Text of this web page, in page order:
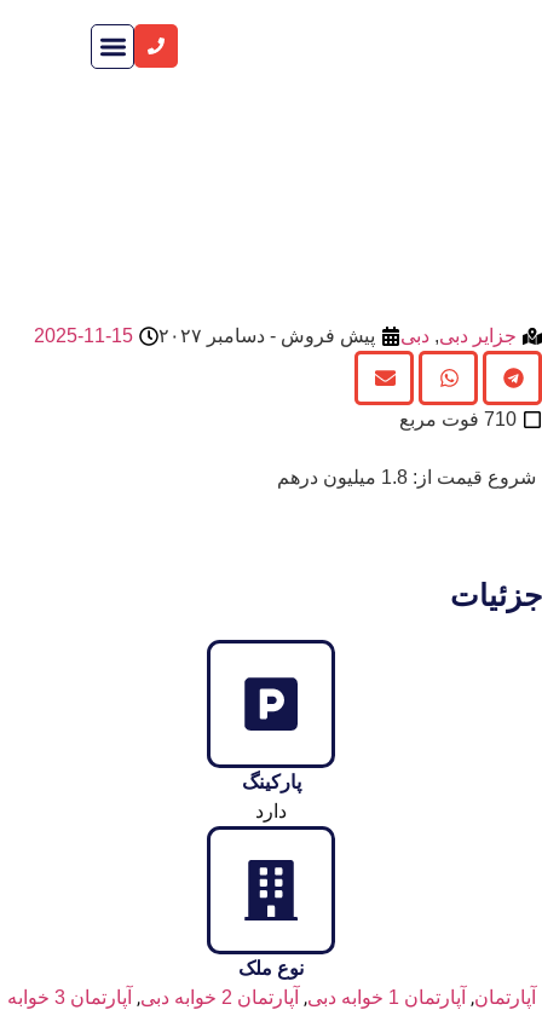
جزایر دبی, دبی پیش فروش - دسامبر ۲۰۲۷ 2025-11-15
710 فوت مربع
شروع قیمت از: 1.8 میلیون درهم
جزئیات
پارکینگ
دارد
نوع ملک
آپارتمان, آپارتمان 1 خوابه دبی , آپارتمان 2 خوابه دبی ,
آپارتمان 3 خوابه